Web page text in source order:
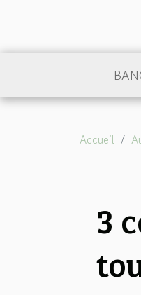
Accueil
3